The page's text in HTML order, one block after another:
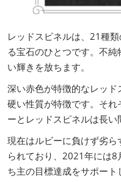
レッドスピネルは、21種
る宝石のひとつです。不
い輝きを放ちます。
深い赤色が特徴的なレッ
硬い性質が特徴です。そ
ーとレッドスピネルは長い
現在はルビーに負けず劣
られており、2021年には
ち主の目標達成をサポー